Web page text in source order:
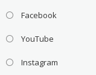
Facebook
YouTube
Instagram